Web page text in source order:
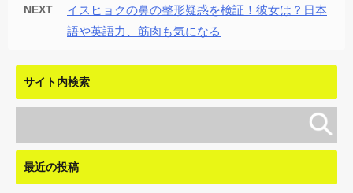
NEXT
イスヒョクの鼻の整形疑惑を検証！彼女は？日本
語や英語力、筋肉も気になる
サイト内検索
最近の投稿